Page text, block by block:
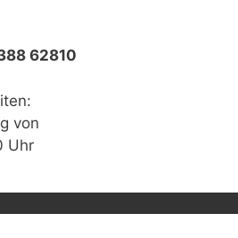
62810
von
Uhr